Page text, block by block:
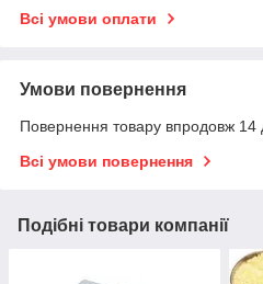
Всі умови оплати
Умови повернення
Повернення товару впродовж 14
Всі умови повернення
Подібні товари компанії